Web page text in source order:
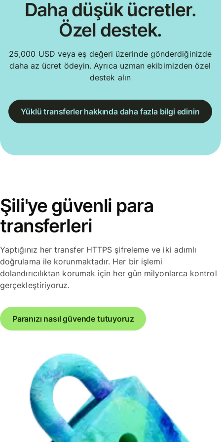
Daha düşük ücretler.
Özel destek.
25,000 USD veya eş değeri üzerinde gönderdiğinizde
daha az ücret ödeyin. Ayrıca uzman ekibimizden özel
destek alın
Yüklü transferler hakkında daha fazla bilgi edinin
Şili'ye güvenli para
transferleri
Yaptığınız her transfer HTTPS şifreleme ve iki adımlı
doğrulama ile korunmaktadır. Her bir işlemi
dolandırıcılıktan korumak için her gün milyonlarca kontrol
gerçekleştiriyoruz.
Paranızı nasıl güvende tutuyoruz